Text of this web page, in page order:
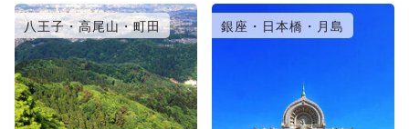
八王子・高尾山・町田 銀座・日本橋・月島